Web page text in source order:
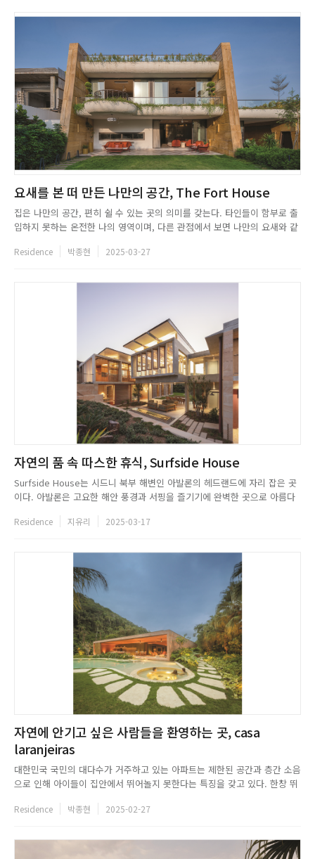
요새를 본 떠 만든 나만의 공간, The Fort House
집은 나만의 공간, 편히 쉴 수 있는 곳의 의미를 갖는다. 타인들이 함부로 출
입하지 못하는 온전한 나의 영역이며, 다른 관점에서 보면 나만의 요새와 같
적인 요새 건축에서 영감을 받아 이를 현대적인 관점에서 재해석하여 The
Residence 박종현 2025-03-27
자연의 품 속 따스한 휴식, Surfside House
Surfside House는 시드니 북부 해변인 아발론의 헤드랜드에 자리 잡은 곳
이다. 아발론은 고요한 해안 풍경과 서핑을 즐기기에 완벽한 곳으로 아름다
대한 반영한 거주 공간을 기획했다. 이에 건물의 대지는 두 개의 부지를 하나
Residence 지유리 2025-03-17
자연에 안기고 싶은 사람들을 환영하는 곳, casa
laranjeiras
대한민국 국민의 대다수가 거주하고 있는 아파트는 제한된 공간과 층간 소음
으로 인해 아이들이 집안에서 뛰어놀지 못한다는 특징을 갖고 있다. 한창 뛰
고 싶어 하는 것을 할 수 있는 집을 꿈꾼다. 브라질 리우데자네이루의 파라티
Residence 박종현 2025-02-27